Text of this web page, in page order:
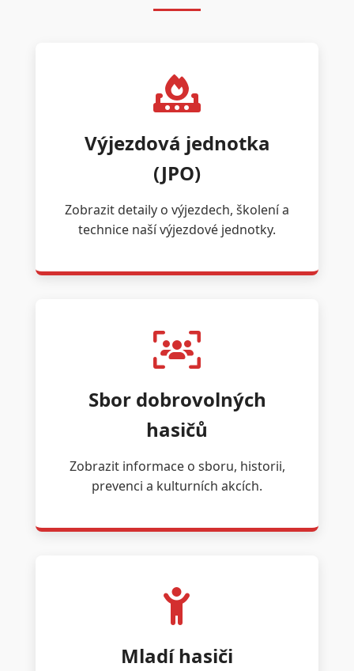
Výjezdová jednotka
(JPO)
Zobrazit detaily o výjezdech, školení a
technice naší výjezdové jednotky.
Sbor dobrovolných
hasičů
Zobrazit informace o sboru, historii,
prevenci a kulturních akcích.
Mladí hasiči